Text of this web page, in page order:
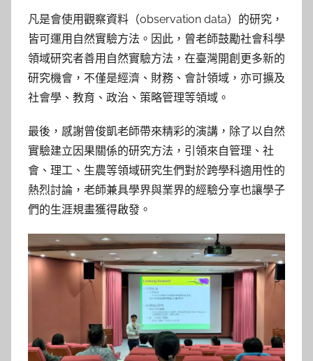
凡是會使用觀察資料（observation data）的研究，
皆可運用自然實驗方法。因此，曾老師鼓勵社會科學
領域研究者善用自然實驗方法，在臺灣開創更多新的
研究機會，不僅是經濟、財務、會計領域，亦可擴及
社會學、教育、政治、策略管理等領域。
最後，感謝曾俊凱老師帶來精彩的演講，除了以自然
實驗建立因果關係的研究方法，引領來自管理、社
會、理工、生農等領域研究生們對於跨學科適用性的
熱烈討論，老師兼具學界與業界的經驗分享也讓學子
們的生涯規畫獲得啟發。